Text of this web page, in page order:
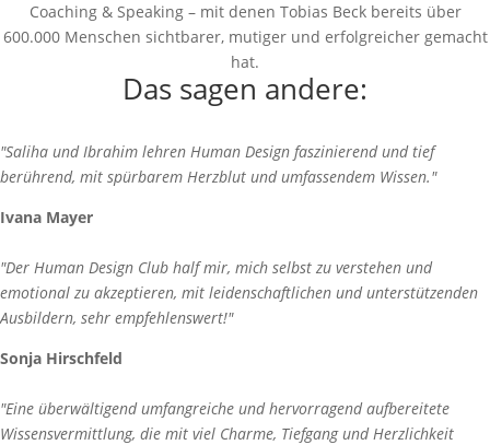
Coaching & Speaking – mit denen Tobias Beck bereits über
600.000 Menschen sichtbarer, mutiger und erfolgreicher gemacht
hat.
Das sagen andere:
"Saliha und Ibrahim lehren Human Design faszinierend und tief
berührend, mit spürbarem Herzblut und umfassendem Wissen."
Ivana Mayer
"Der Human Design Club half mir, mich selbst zu verstehen und
emotional zu akzeptieren, mit leidenschaftlichen und unterstützenden
Ausbildern, sehr empfehlenswert!"
Sonja Hirschfeld
"Eine überwältigend umfangreiche und hervorragend aufbereitete
Wissensvermittlung, die mit viel Charme, Tiefgang und Herzlichkeit